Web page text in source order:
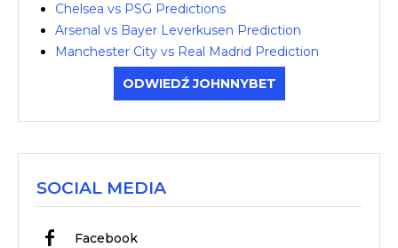
Chelsea vs PSG Predictions
Arsenal vs Bayer Leverkusen Prediction
Manchester City vs Real Madrid Prediction
ODWIEDŹ JOHNNYBET
SOCIAL MEDIA
Facebook